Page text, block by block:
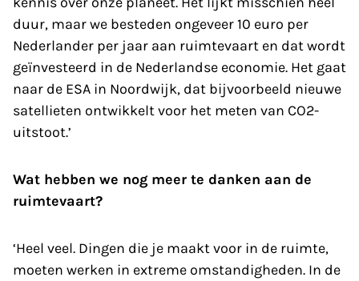
duur, maar we besteden ongeveer 10 euro per
Nederlander per jaar aan ruimtevaart en dat wordt
geïnvesteerd in de Nederlandse economie. Het gaat
naar de ESA in Noordwijk, dat bijvoorbeeld nieuwe
satellieten ontwikkelt voor het meten van CO2-
uitstoot.’
Wat hebben we nog meer te danken aan de
ruimtevaart?
‘Heel veel. Dingen die je maakt voor in de ruimte,
moeten werken in extreme omstandigheden. In de